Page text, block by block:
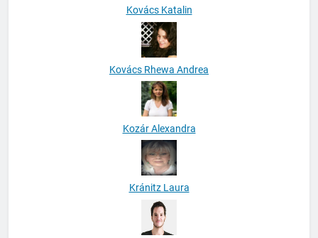
Kovács Katalin
Kovács Rhewa Andrea
Kozár Alexandra
Kránitz Laura